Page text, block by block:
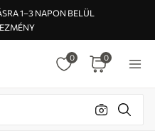
1–3 NAPON BELÜL
0 0